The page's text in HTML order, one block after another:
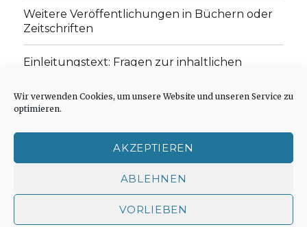
Wir verwenden Cookies, um unsere Website und unseren Service zu
optimieren.
AKZEPTIEREN
ABLEHNEN
VORLIEBEN
Weitere Veröffentlichungen in Büchern oder
Zeitschriften
Einleitungstext: Fragen zur inhaltlichen
„schwachen Glaubens“
Cookie-Richtlinie (EU)
Impressum